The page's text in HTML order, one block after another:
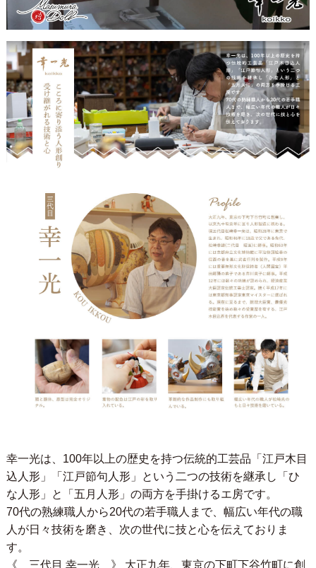
幸一光は、100年以上の歴史を持つ伝統的工芸品「江戸木目
込人形」「江戸節句人形」という二つの技術を継承し「ひ
な人形」と「五月人形」の両方を手掛けるエ房です。
70代の熟練職人から20代の若手職人まで、幅広い年代の職
人が日々技術を磨き、次の世代に技と心を伝えておりま
す。
《 三代目 幸一光 》 大正九年、東京の下町下谷竹町に創